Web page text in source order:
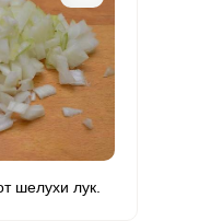
2.6 12.1
4.3 20.3
1.4 6.7
шелухи лук.